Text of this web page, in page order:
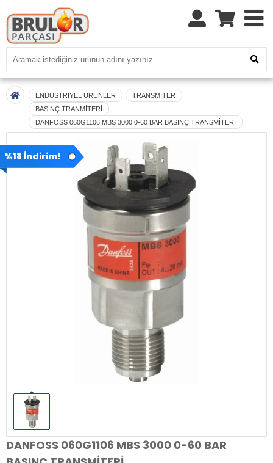
ENDÜSTRİYEL ÜRÜNLER
TRANSMİTER
BASINÇ TRANMİTERİ
DANFOSS 060G1106 MBS 3000 0-60 BAR BASINÇ TRANSMİTERİ
%18 İndirim!
DANFOSS 060G1106 MBS 3000 0-60 BAR